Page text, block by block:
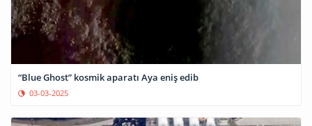
“Blue Ghost” kosmik aparatı Aya eniş edib
03-03-2025